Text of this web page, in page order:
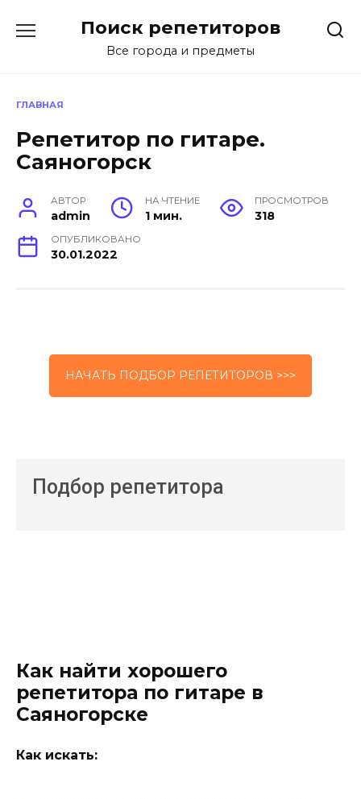
Поиск репетиторов
Все города и предметы
ГЛАВНАЯ
Репетитор по гитаре.
Саяногорск
АВТОР
admin
НА ЧТЕНИЕ
1 мин.
ПРОСМОТРОВ
318
ОПУБЛИКОВАНО
30.01.2022
НАЧАТЬ ПОДБОР РЕПЕТИТОРОВ >>>
Подбор репетитора
Как найти хорошего
репетитора по гитаре в
Саяногорске
Как искать: